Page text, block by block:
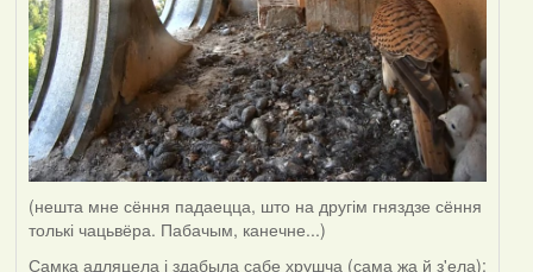
(нешта мне сёння падаецца, што на другім гняздзе сёння
толькі чацьвёра. Пабачым, канечне...)
Самка адляцела і здабыла сабе хрушча (сама жа й з'ела):